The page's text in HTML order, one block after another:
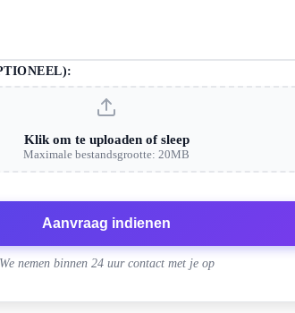
Klik om te uploaden of sleep
Maximale bestandsgrootte: 20MB
Aanvraag indienen
We nemen binnen 24 uur contact met je op